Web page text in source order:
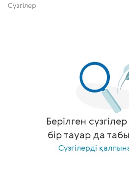
Сүзгілер
Берілген
бір тауар да
Сүзгілерді